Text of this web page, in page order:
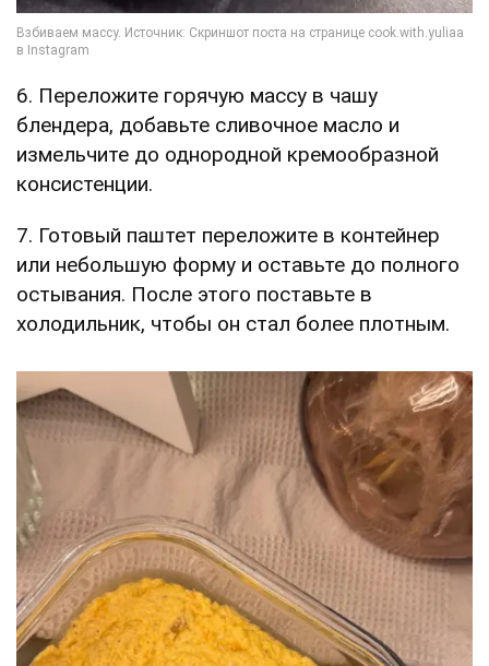
6. Переложите горячую массу в чашу
блендера, добавьте сливочное масло и
измельчите до однородной кремообразной
консистенции.
7. Готовый паштет переложите в контейнер
или небольшую форму и оставьте до полного
остывания. После этого поставьте в
холодильник, чтобы он стал более плотным.